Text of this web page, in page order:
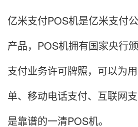
亿米支付POS机是亿米支付
产品，POS机拥有国家央行
支付业务许可牌照，可以为
单、移动电话支付、互联网支
是靠谱的一清POS机。